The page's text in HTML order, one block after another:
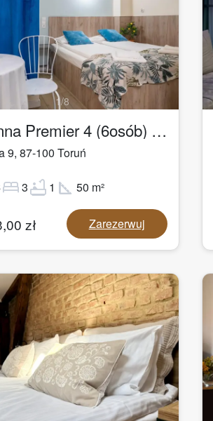
1/8
Łazienna Premier 4 (6osób) by Rentoom
9, 87-100 Toruń
bed3bathtub 1 square_foot 50 m²
zł Zarezerwuj